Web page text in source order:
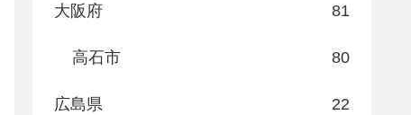
大阪府 81
高石市 80
広島県 22